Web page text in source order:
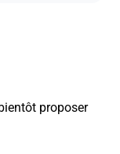
proposer